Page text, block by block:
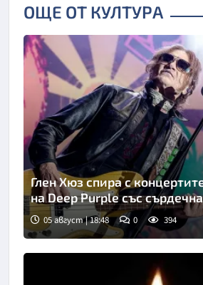
ОЩЕ ОТ КУЛТУРА
Глен Хюз спира с
на Deep Purple със
05 август | 18:48 0 394